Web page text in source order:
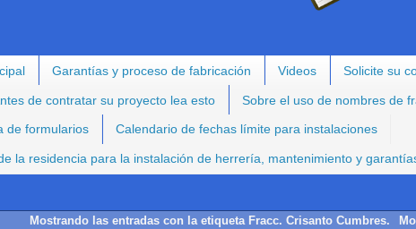
Garantías y proceso de fabricación Videos Solicite su
de contratar su proyecto lea esto Sobre el uso de nombres de
de formularios Calendario de fechas límite para instalaciones
la residencia para la instalación de herrería, mantenimiento y
Mostrando las entradas con la etiqueta Fracc. Crisanto Cumbres.